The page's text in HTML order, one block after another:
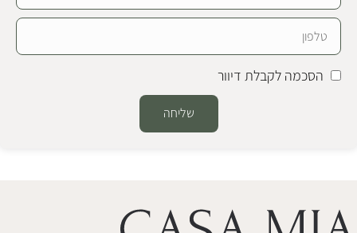
הסכמה לקבלת דיוור
שליחה